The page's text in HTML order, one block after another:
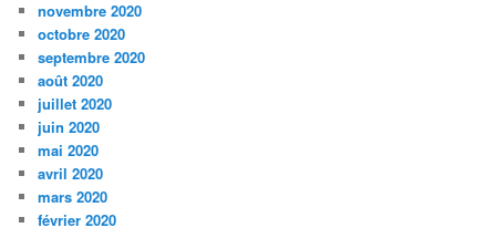
novembre 2020
octobre 2020
septembre 2020
août 2020
juillet 2020
juin 2020
mai 2020
avril 2020
mars 2020
février 2020